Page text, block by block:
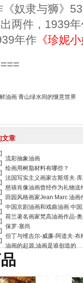
《奴隶与狮》
两件，1939
年作 《珍妮
油画 青山绿水间的惬意世界
文章
】 流彩抽象油画
】 绘画用树脂材料有哪些？
】 法国写实主义画家古斯塔夫·
】 慈禧肖像油画曾经作为礼物送
】 田园风格画家Jean Marc 油画
】 中国京剧油画和戏曲油画 中
】 荷兰著名画家梵高油画作品-
】 保罗·塞尚
】 但丁与维吉尔-威廉-阿道夫·
】 油画的起源,油画是谁创造的